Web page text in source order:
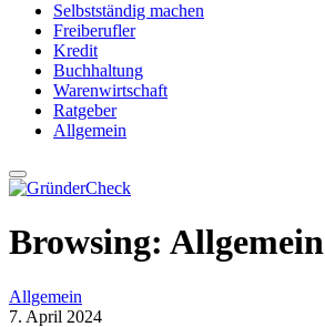
Selbstständig machen
Freiberufler
Kredit
Buchhaltung
Warenwirtschaft
Ratgeber
Allgemein
Browsing: Allgemein
Allgemein
7. April 2024